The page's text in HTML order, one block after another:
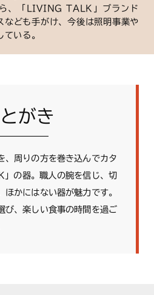
ら、「LIVING TALK」ブランド
なども手がけ、今後は照明事業や
いる。
がき
、周りの方を巻き込んでカタ
の器。職人の腕を信じ、切
ほかにはない器が魅力です。
び、楽しい食事の時間を過ご